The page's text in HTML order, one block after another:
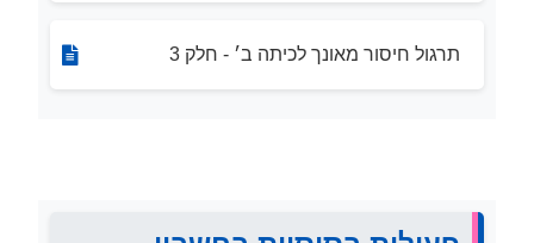
תרגול חיסור מאונך לכיתה ב׳ - חלק 3